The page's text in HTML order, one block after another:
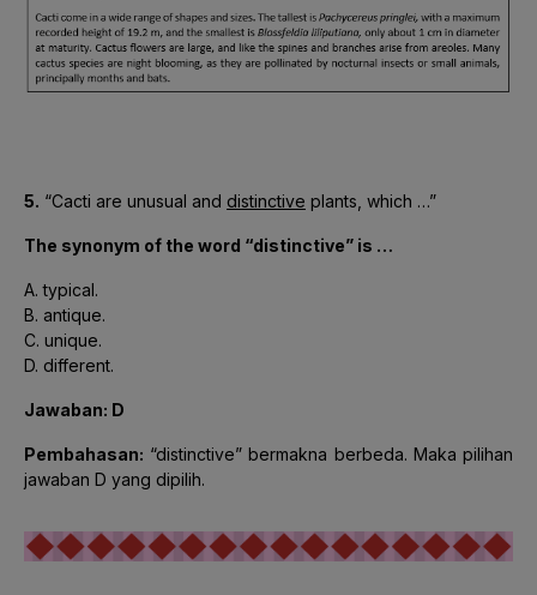
5. “Cacti are unusual and distinctive plants, which …”
The synonym of the word “distinctive” is …
A. typical.
B. antique.
C. unique.
D. different.
Jawaban: D
Pembahasan: “distinctive” bermakna berbeda. Maka pilihan
jawaban D yang dipilih.